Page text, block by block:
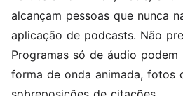
alcançam pessoas que nunca
aplicação de podcasts. Não
Programas só de áudio podem
forma de onda animada, fotos